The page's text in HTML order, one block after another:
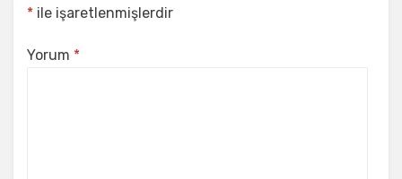
* ile işaretlenmişlerdir
Yorum *